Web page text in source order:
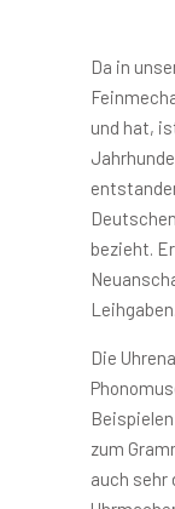
Da in
und hat,
bezieht.
Leihgaben.
Die
zum
auch sehr